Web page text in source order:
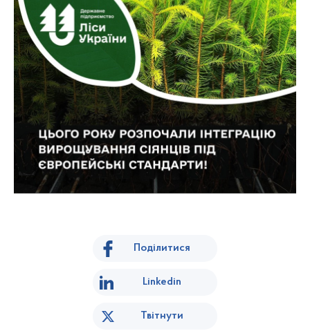
Поділитися
Linkedin
Твітнути